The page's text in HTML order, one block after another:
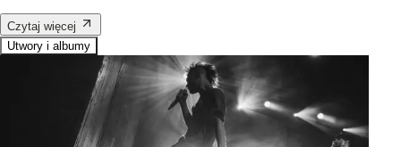
Czytaj więcej
Utwory i albumy